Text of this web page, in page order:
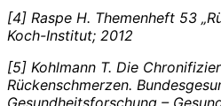
[4] Raspe H. Themenheft 53
Koch-Institut; 2012
[5] Kohlmann T. Die
Rückenschmerzen.